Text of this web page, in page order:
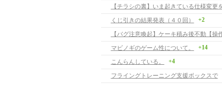
【チラシの裏】いま起きている仕様変更
くじ引きの結果発表（４０回）
+2
マビノギのゲーム性について。 +14
こんらんしている。 +4
フライングトレーニング支援ボックスで